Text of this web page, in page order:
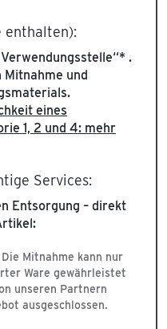
enthalten):
.
Mitnahme und
eines
1, 2 und 4: mehr
Services:
Entsorgung – direkt
Mitnahme kann nur
Ware gewährleistet
unseren Partnern
ausgeschlossen.